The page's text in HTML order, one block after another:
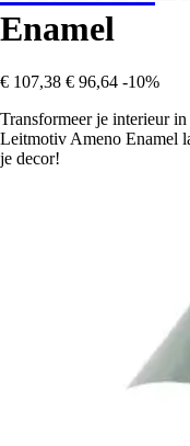
Enamel
€ 107,38 € 96,64 -10%
Transformeer je interieur
Leitmotiv Ameno Enamel
je decor!